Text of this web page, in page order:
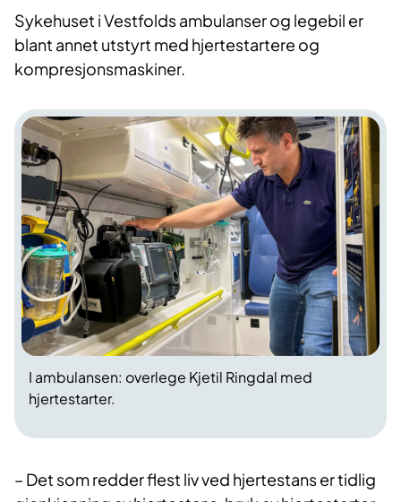
Sykehuset i Vestfolds ambulanser og legebil er
blant annet utstyrt med hjertestartere og
kompresjonsmaskiner.
I ambulansen: overlege Kjetil Ringdal med
hjertestarter.
– Det som redder flest liv ved hjertestans er tidlig